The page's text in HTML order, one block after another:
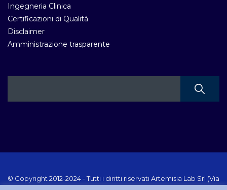
Ingegneria Clinica
Certificazioni di Qualità
Disclaimer
Amministrazione trasparente
© Copyright 2012-2024 - Tutti i diritti riservati Artemisia Lab Srl (Via